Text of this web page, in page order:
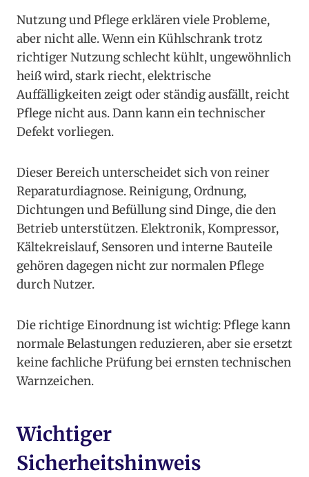
Nutzung und Pflege erklären viele Probleme,
aber nicht alle. Wenn ein Kühlschrank trotz
richtiger Nutzung schlecht kühlt, ungewöhnlich
heiß wird, stark riecht, elektrische
Auffälligkeiten zeigt oder ständig ausfällt, reicht
Pflege nicht aus. Dann kann ein technischer
Defekt vorliegen.
Dieser Bereich unterscheidet sich von reiner
Reparaturdiagnose. Reinigung, Ordnung,
Dichtungen und Befüllung sind Dinge, die den
Betrieb unterstützen. Elektronik, Kompressor,
Kältekreislauf, Sensoren und interne Bauteile
gehören dagegen nicht zur normalen Pflege
durch Nutzer.
Die richtige Einordnung ist wichtig: Pflege kann
normale Belastungen reduzieren, aber sie ersetzt
keine fachliche Prüfung bei ernsten technischen
Warnzeichen.
Wichtiger
Sicherheitshinweis